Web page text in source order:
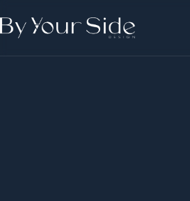
principal